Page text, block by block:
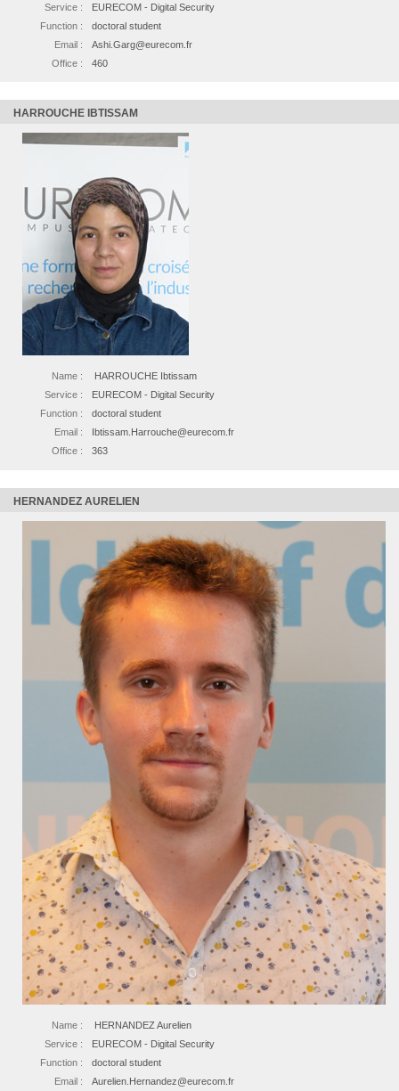
Service :
EURECOM - Digital Security
Function :
doctoral student
Email :
Ashi.Garg@eurecom.fr
Office :
460
HARROUCHE IBTISSAM
Name :
HARROUCHE Ibtissam
Service :
EURECOM - Digital Security
Function :
doctoral student
Email :
Ibtissam.Harrouche@eurecom.fr
Office :
363
HERNANDEZ AURELIEN
Name :
HERNANDEZ Aurelien
Service :
EURECOM - Digital Security
Function :
doctoral student
Email :
Aurelien.Hernandez@eurecom.fr